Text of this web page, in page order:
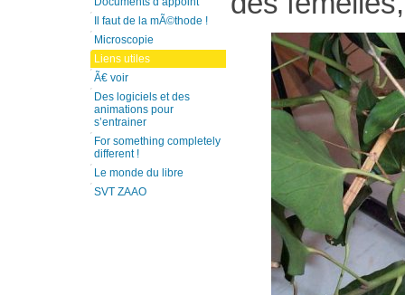
Il faut de la mÃ©thode !
Microscopie
Liens utiles
Ã€ voir
Des logiciels et des
animations pour
s’entrainer
For something completely
different !
Le monde du libre
SVT ZAAO